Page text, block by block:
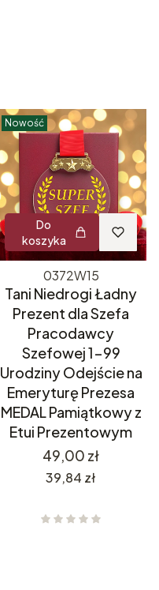
Nowość
Do
koszyka
0372W15
Tani Niedrogi Ładny
Prezent dla Szefa
Pracodawcy
Szefowej 1-99
Urodziny Odejście na
Emeryturę Prezesa
MEDAL Pamiątkowy z
Etui Prezentowym
Cena
49,00 zł
Cena
39,84 zł